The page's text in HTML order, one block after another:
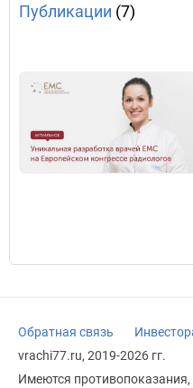
Публикации (7)
Обратная связь
vrachi77.ru, 2019-2026 гг.
Имеются противопоказания,